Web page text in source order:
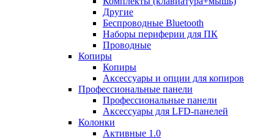
Другие
Беспроводные Bluetooth
Наборы периферии для ПК
Проводные
Копиры
Копиры
Аксессуары и опции для копиров
Профессиональные панели
Профессиональные панели
Аксессуары для LFD-панелей
Колонки
Активные 1.0